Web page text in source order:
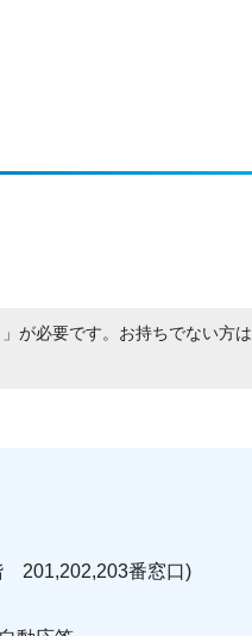
が必要です。お持ちでない方は
201,202,203番窓口)